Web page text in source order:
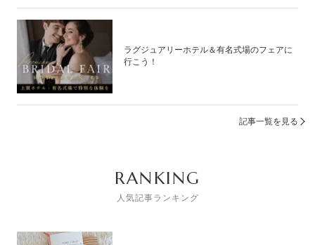
ラグジュアリーホテル＆有名式場のフェアに
行こう！
記事一覧を見る
RANKING
人気記事ランキング